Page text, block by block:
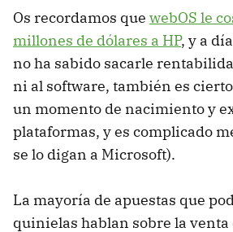
Os recordamos que webOS le
millones de dólares a HP, y a
no ha sabido sacarle
ni al software, también es
un momento de nacimiento y
plataformas, y es complicado
se lo digan a Microsoft).
La mayoría de apuestas que
quinielas hablan sobre la